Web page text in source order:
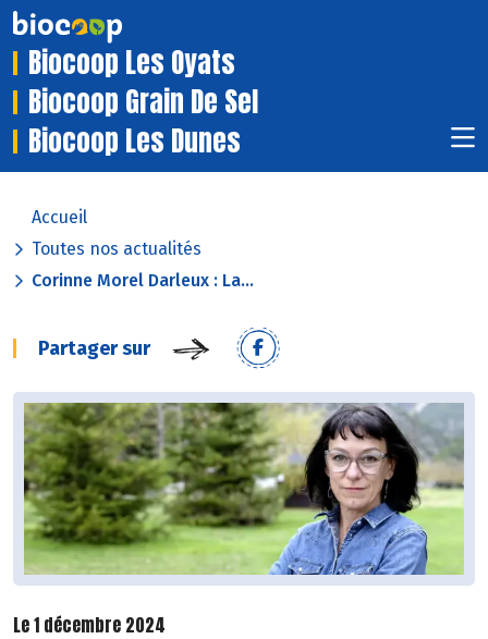
Biocoop Les Oyats
Biocoop Grain De Sel
Biocoop Les Dunes
Accueil
Toutes nos actualités
Corinne Morel Darleux : La...
Partager sur
Le 1 décembre 2024